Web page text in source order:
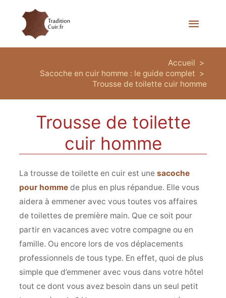
Menu
Accueil
Sacoche en cuir homme : le guide complet
Trousse de toilette cuir homme
Trousse de toilette
cuir homme
La trousse de toilette en cuir est une sacoche
pour hommede plus en plus répandue. Elle vous
aidera à emmener avec vous toutes vos affaires
de toilettes de première main. Que ce soit pour
partir en vacances avec votre compagne ou en
famille. Ou encore lors de vos déplacements
professionnels de tous type. En effet, quoi de plus
simple que d’emmener avec vous dans votre hôtel
tout ce dont vous avez besoin dans un seul petit